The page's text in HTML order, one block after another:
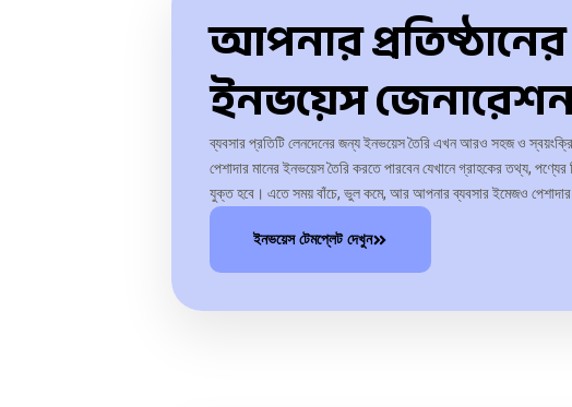
আপনার
ইনভয়েস
ব্যবসার প্রতিটি লেনদেনের জন্য ইনভয়েস তৈরি এখন আরও সহজ ও
পেশাদার মানের ইনভয়েস তৈরি করতে পারবেন যেখানে গ্রাহকের তথ্য,
যুক্ত হবে। এতে সময় বাঁচে, ভুল কমে, আর আপনার ব্যবসার ইমেজও পেশাদার
ইনভয়েস টেমপ্লেট দেখুন